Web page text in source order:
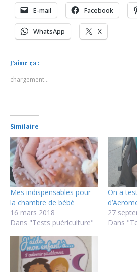
E-mail Facebook
WhatsApp X
J’aime ça :
chargement…
Similaire
Mes indispensables pour
la chambre de bébé
16 mars 2018
Dans "Tests puériculture"
On a
27
Dans